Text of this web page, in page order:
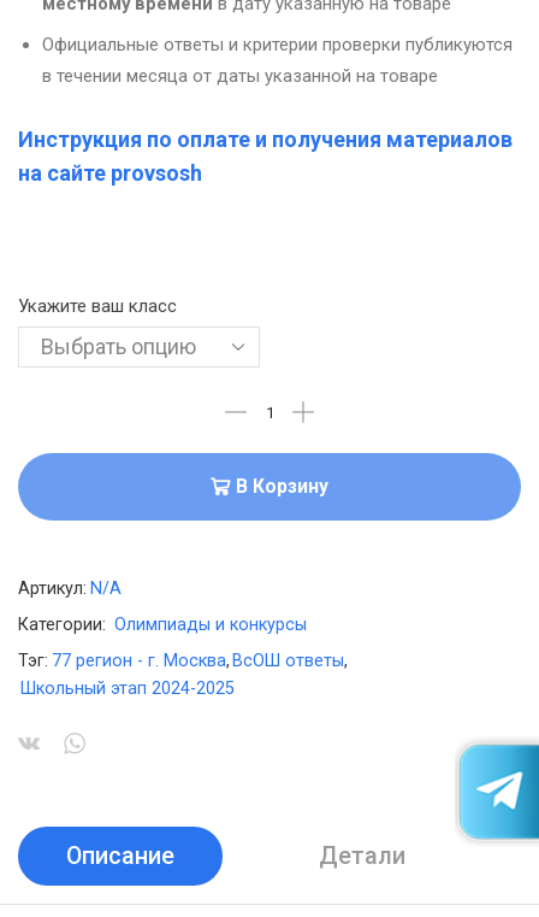
Официальные ответы и критерии проверки публикуются
в течении месяца от даты указанной на товаре
Инструкция по оплате и получения материалов
на сайте provsosh
Укажите ваш класс
В Корзину
Артикул: N/A
Категории: Олимпиады и конкурсы
Тэг: 77 регион - г. Москва, ВсОШ ответы,
Школьный этап 2024-2025
Описание Детали